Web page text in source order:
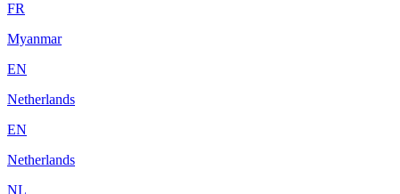
FR
Myanmar
EN
Netherlands
EN
Netherlands
NL